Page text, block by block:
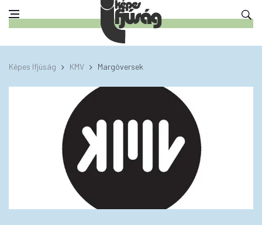
Képes Ifjúság KMV Margóversek